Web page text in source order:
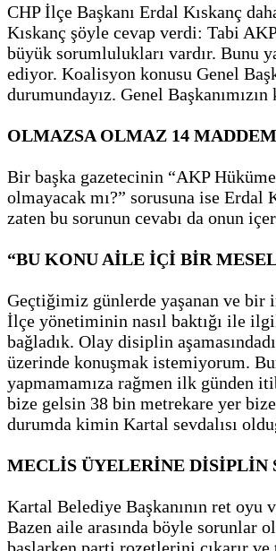
CHP İlçe Başkanı Erdal Kıskanç
Kıskanç şöyle cevap verdi: Tabi
büyük sorumlulukları vardır. Bunu
ediyor. Koalisyon konusu Genel
durumundayız. Genel
OLMAZSA OLMAZ 14
Bir başka gazetecinin “AKP
olmayacak mı?” sorusuna ise
zaten bu sorunun cevabı da onun
“BU KONU AİLE İÇİ BİR
Geçtiğimiz günlerde yaşanan ve bir
İlçe yönetiminin nasıl baktığı ile
bağladık. Olay disiplin
üzerinde konuşmak istemiyorum.
yapmamamıza rağmen ilk günden
bize gelsin 38 bin metrekare yer
durumda kimin Kartal sevdalısı
MECLİS ÜYELERİNE DİSİPLİN
Kartal Belediye Başkanının ret oyu
Bazen aile arasında böyle sorunlar